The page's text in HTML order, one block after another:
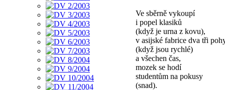
Ve sběrně vykoupí
i popel klasiků
(když je urna z kovu),
v asijské fabrice dva tři
(když jsou rychlé)
a všechen čas,
mozek se hodí
studentům na pokusy
(snad).